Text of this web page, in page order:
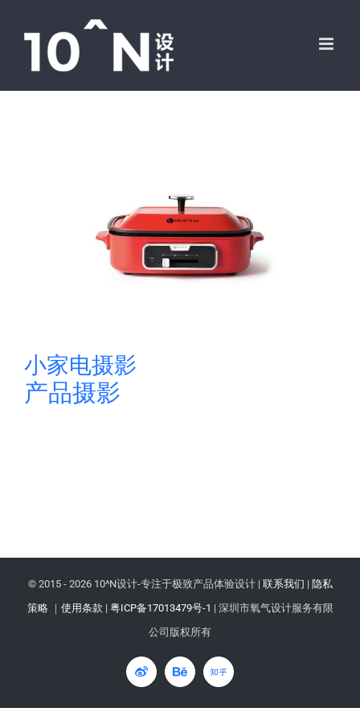
小家电摄影
产品摄影
© 2015 - 2026 10^N设计-专注于极致产品体验设计 | 联系我们 | 隐私
策略 ｜ 使用条款 | 粤ICP备17013479号-1 | 深圳市氧气设计服务有限
公司版权所有
微
博
Behance
知
乎